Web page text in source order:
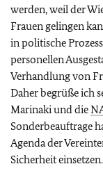
werden, weil der
Frauen gelingen
in politische
personellen
Verhandlung von
Daher begrüße ich
Marinaki und die
Sonderbeauftrage
Agenda der
Sicherheit einsetzen.